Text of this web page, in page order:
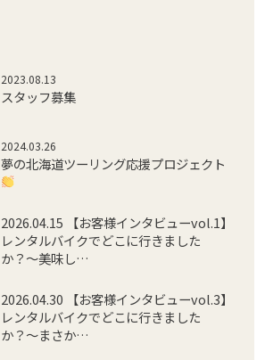
2023.08.13
スタッフ募集
2024.03.26
夢の北海道ツーリング応援プロジェクト
2026.04.15 【お客様インタビューvol.1】
レンタルバイクでどこに行きました
か？〜美味し…
2026.04.30 【お客様インタビューvol.3】
レンタルバイクでどこに行きました
か？〜まさか…